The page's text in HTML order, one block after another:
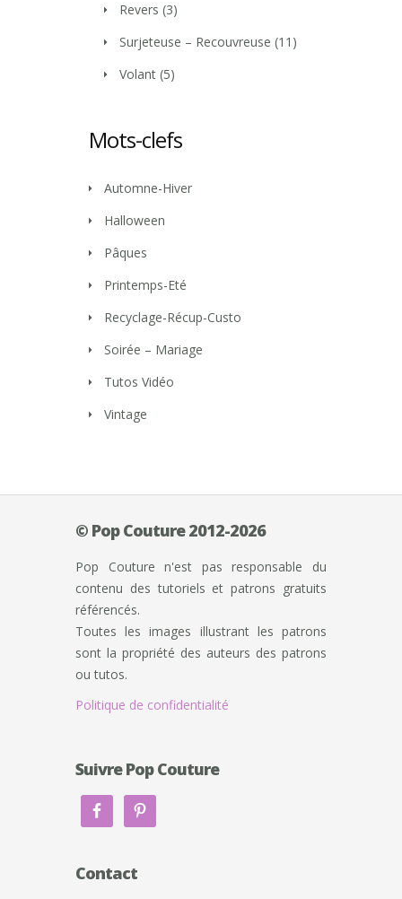
Revers (3)
Surjeteuse – Recouvreuse (11)
Volant (5)
Mots-clefs
Automne-Hiver
Halloween
Pâques
Printemps-Eté
Recyclage-Récup-Custo
Soirée – Mariage
Tutos Vidéo
Vintage
© Pop Couture 2012-2026
Pop Couture n'est pas responsable du
contenu des tutoriels et patrons gratuits
référencés.
Toutes les images illustrant les patrons
sont la propriété des auteurs des patrons
ou tutos.
Politique de confidentialité
Suivre Pop Couture
Contact